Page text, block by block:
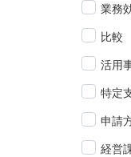
業務
比較
活用
特定
申請
経営